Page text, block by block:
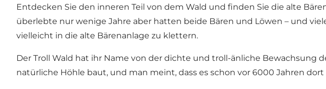
Entdecken Sie den inneren Teil von dem Wald und finden Sie die alte
überlebte nur wenige Jahre aber hatten beide Bären und Löwen – und
vielleicht in die alte Bärenanlage zu klettern.
Der Troll Wald hat ihr Name von der dichte und troll-änliche Bewachsung
natürliche Höhle baut, und man meint, dass es schon vor 6000 Jahren